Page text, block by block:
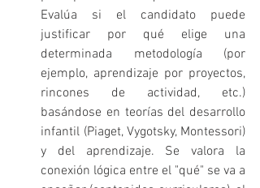
Evalúa si el candidato puede
justificar por qué elige una
determinada metodología (por
ejemplo, aprendizaje por proyectos,
rincones de actividad, etc.)
basándose en teorías del desarrollo
infantil (Piaget, Vygotsky, Montessori)
y del aprendizaje. Se valora la
conexión lógica entre el "qué" se va a